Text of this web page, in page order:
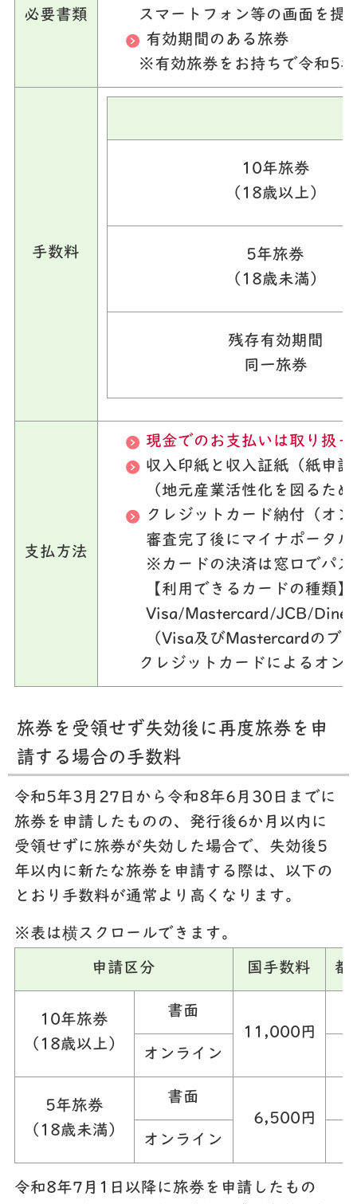
必要書類
スマートフォン等の画面を提
有効期間のある旅券
※有効旅券をお持ちで令和5
手数料
10年旅券
（18歳以上）
5年旅券
（18歳未満）
残存有効期間
同一旅券
支払方法
現金でのお支払いは取り扱
収入印紙と収入証紙（紙申
（地元産業活性化を図るた
クレジットカード納付（オ
審査完了後にマイナポータ
※カードの決済は窓口でパ
【利用できるカードの種類】
Visa/Mastercard/JCB/
（Visa及びMastercardのブ
クレジットカードによるオン
旅券を受領せず失効後に再度旅券を申
請する場合の手数料
令和5年3月27日から令和8年6月30日までに
旅券を申請したものの、発行後6か月以内に
受領せずに旅券が失効した場合で、失効後5
年以内に新たな旅券を申請する際は、以下の
とおり手数料が通常より高くなります。
※表は横スクロールできます。
申請区分 国手数料 都
10年旅券
（18歳以上）
書面
11,000円
オンライン
5年旅券
（18歳未満）
書面
6,500円
オンライン
令和8年7月1日以降に旅券を申請したもの